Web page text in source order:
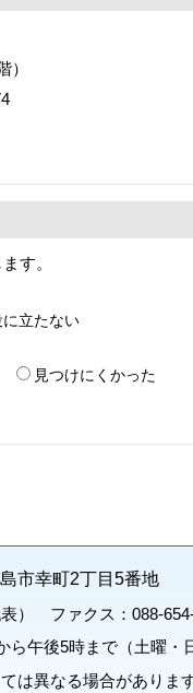
す。
に立たない
見つけにくかった
市幸町2丁目5番地
表） ファクス：088-
ら午後5時まで（土曜
は異なる場合があります